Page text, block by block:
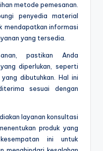
metode pemesanan.
penyedia material
mendapatkan informasi
yang tersedia.
pastikan Anda
diperlukan, seperti
dibutuhkan. Hal ini
sesuai dengan
layanan konsultasi
produk yang
ini untuk